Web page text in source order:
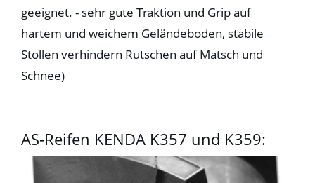
geeignet. - sehr gute Traktion und Grip auf
hartem und weichem Geländeboden, stabile
Stollen verhindern Rutschen auf Matsch und
Schnee)
AS-Reifen KENDA K357 und K359: